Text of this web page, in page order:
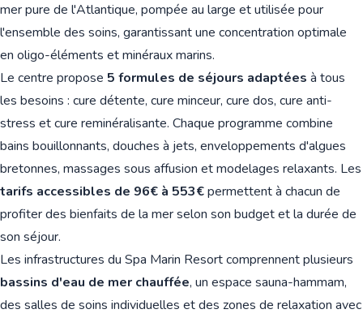
mer pure de l'Atlantique, pompée au large et utilisée pour
l'ensemble des soins, garantissant une concentration optimale
en oligo-éléments et minéraux marins.
Le centre propose 5 formules de séjours adaptées à tous
les besoins : cure détente, cure minceur, cure dos, cure anti-
stress et cure reminéralisante. Chaque programme combine
bains bouillonnants, douches à jets, enveloppements d'algues
bretonnes, massages sous affusion et modelages relaxants. Les
tarifs accessibles de 96€ à 553€permettent à chacun de
profiter des bienfaits de la mer selon son budget et la durée de
son séjour.
Les infrastructures du Spa Marin Resort comprennent plusieurs
bassins d'eau de mer chauffée, un espace sauna-hammam,
des salles de soins individuelles et des zones de relaxation avec